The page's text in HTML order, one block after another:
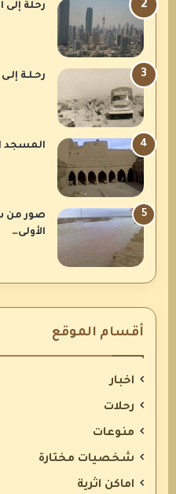
رحلة
رحـلـة إلـى
المسجد
الأولى…
أقسام الموقع
اخبار
رحلات
منوعات
شخصيات مختارة
اماكن اثرية